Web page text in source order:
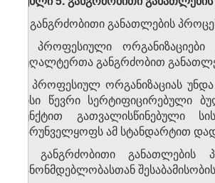
1. განგრძობითი განათლების
2. პროფესიული
ბუღალტერთა განგრძობით
3. პროფესიულ ორგანიზაციას
მისი წევრი სერტიფიცირებული
პუნქტით გათვალისწინებული
უზრუნველყოფს ამ სტანდარტით
4. განგრძობითი
კანონმდებლობასთან